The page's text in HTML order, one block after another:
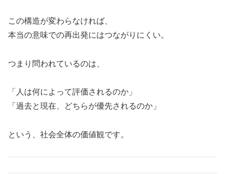
この構造が変わらなければ、
本当の意味での再出発にはつながりにくい。
つまり問われているのは、
「人は何によって評価されるのか」
「過去と現在、どちらが優先されるのか」
という、社会全体の価値観です。